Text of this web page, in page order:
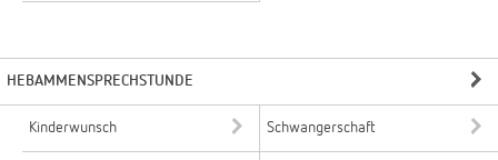
HEBAMMENSPRECHSTUNDE
Kinderwunsch Schwangerschaft